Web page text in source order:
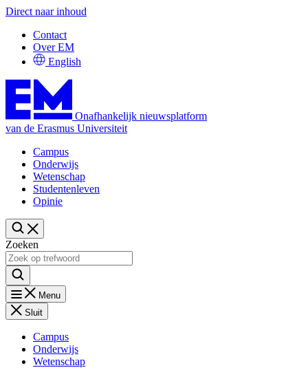
Direct naar inhoud
Contact
Over EM
English
Onafhankelijk nieuwsplatform
van de Erasmus Universiteit
Campus
Onderwijs
Wetenschap
Studentenleven
Opinie
Zoeken
Menu
Sluit
Campus
Onderwijs
Wetenschap